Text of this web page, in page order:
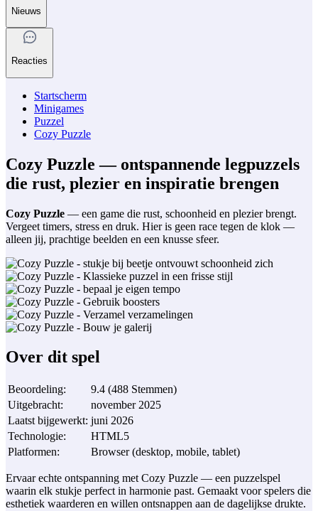
Nieuws
Reacties
Startscherm
Minigames
Puzzel
Cozy Puzzle
Cozy Puzzle — ontspannende legpuzzels
die rust, plezier en inspiratie brengen
Cozy Puzzle — een game die rust, schoonheid en plezier brengt.
Vergeet timers, stress en druk. Hier is geen race tegen de klok —
alleen jij, prachtige beelden en een knusse sfeer.
Over dit spel
Beoordeling: 9.4 (488 Stemmen)
Uitgebracht:
november 2025
Laatst bijgewerkt: juni 2026
Technologie:
HTML5
Platformen: Browser (desktop, mobile, tablet)
Ervaar echte ontspanning met Cozy Puzzle — een puzzelspel
waarin elk stukje perfect in harmonie past. Gemaakt voor spelers die
esthetiek waarderen en willen ontsnappen aan de dagelijkse drukte.